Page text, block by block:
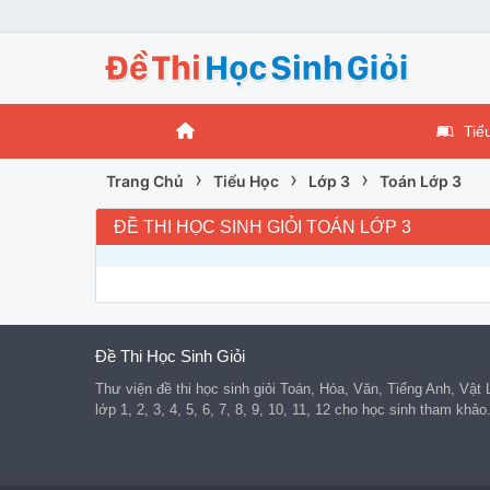
Trang Chủ › Tiểu Học › Lớp 3 › Toán Lớp 3
ĐỀ THI HỌC SINH GIỎI TOÁN LỚP 3
Đề Thi Học Sinh Giỏi
Thư viện đề thi học sinh giỏi Toán, Hóa, Văn, Tiếng Anh,
lớp 1, 2, 3, 4, 5, 6, 7, 8, 9, 10, 11, 12 cho học sinh tham khảo.